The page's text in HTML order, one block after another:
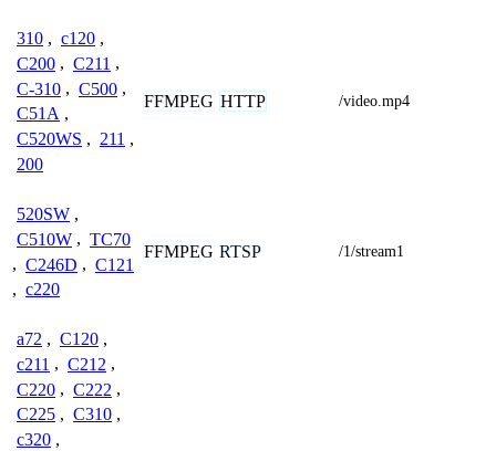
310 , c120 ,
C200 , C211 ,
C-310 , C500 ,
C51A ,
C520WS , 211 ,
200
FFMPEG HTTP /video.mp4
520SW ,
C510W , TC70
, C246D , C121
, c220
FFMPEG RTSP /1/stream1
a72 , C120 ,
c211 , C212 ,
C220 , C222 ,
C225 , C310 ,
c320 ,